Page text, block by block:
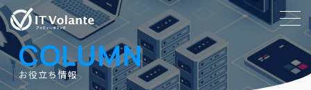
COLUMN
お役立ち情報